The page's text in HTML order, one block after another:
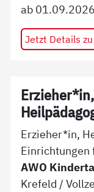
ab 01.09.2026
Jetzt Details
Erzieher*in,
Erzieher*in,
Einrichtungen
AWO
Krefeld /